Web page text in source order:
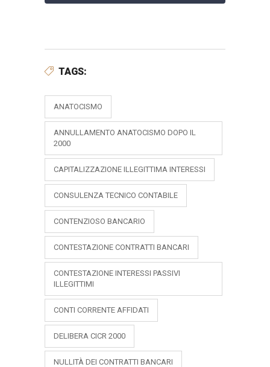
TAGS:
ANATOCISMO
ANNULLAMENTO ANATOCISMO DOPO IL
2000
CAPITALIZZAZIONE ILLEGITTIMA INTERESSI
CONSULENZA TECNICO CONTABILE
CONTENZIOSO BANCARIO
CONTESTAZIONE CONTRATTI BANCARI
CONTESTAZIONE INTERESSI PASSIVI
ILLEGITTIMI
CONTI CORRENTE AFFIDATI
DELIBERA CICR 2000
NULLITÀ DEI CONTRATTI BANCARI